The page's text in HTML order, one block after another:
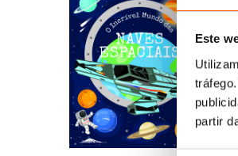
Este
partir